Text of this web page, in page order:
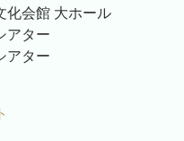
化会館 大ホール
アター
アター